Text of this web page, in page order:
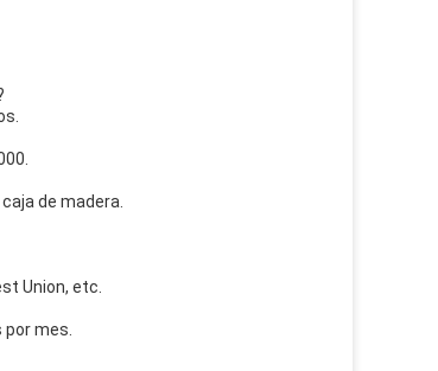
de madera.
Union, etc.
mes.